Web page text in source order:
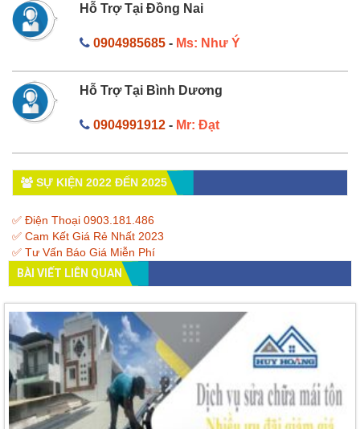
Hỗ Trợ Tại Đồng Nai
0904985685- Ms: Như Ý
Hỗ Trợ Tại Bình Dương
0904991912- Mr: Đạt
SỰ KIỆN 2022 ĐẾN 2025
✅ Điện Thoại 0903.181.486
✅ Cam Kết Giá Rẻ Nhất 2023
✅ Tư Vấn Báo Giá Miễn Phí
BÀI VIẾT LIÊN QUAN